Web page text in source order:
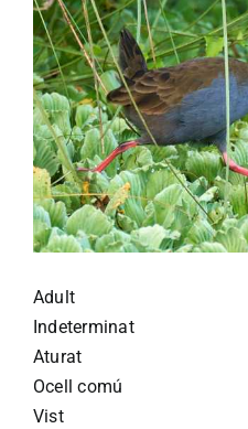
Adult
Indeterminat
Aturat
Ocell comú
Vist